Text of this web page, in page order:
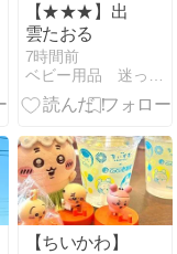
【★★★】出
雲たおる
7時間前
ベビー用品 迷ったらコレを見よ！！
【ちいかわ】